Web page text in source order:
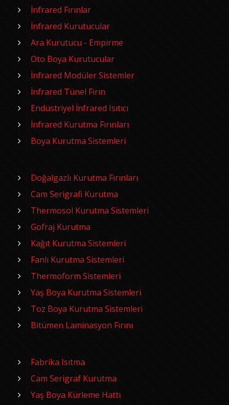
İnfrared Fırınlar
İnfrared Kurutucular
Ara Kurutucu - Empirme
Oto Boya Kurutucular
İnfrared Modüler Sistemler
İnfrared Tünel Fırın
Endüstriyel İnfrared Isıtıcı
İnfrared Kurutma Fırınları
Boya Kurutma Sistemleri
Doğalgazlı Kurutma Fırınları
Cam Serigrafi Kurutma
Thermosol Kurutma Sistemleri
Gofraj Kurutma
Kağıt Kurutma Sistemleri
Fanlı Kurutma Sistemleri
Thermoform Sistemleri
Yaş Boya Kurutma Sistemleri
Toz Boya Kurutma Sistemleri
Bitümen Laminasyon Fırını
Fabrika Isıtma
Cam Serigraf Kurutma
Yaş Boya Kürleme Hattı